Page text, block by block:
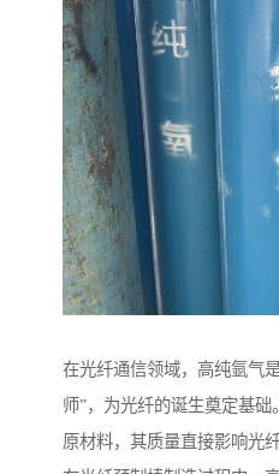
在光纤通信领域，高纯氩气
师”，为光纤的诞生奠定基
原材料，其质量直接影响光